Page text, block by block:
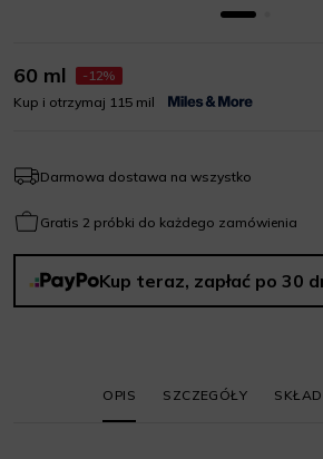
60 ml
-12%
Kup i otrzymaj 115 mil
Darmowa dostawa na wszystko
Gratis 2 próbki do każdego zamówienia
Kup teraz, zapłać po 30
OPIS SZCZEGÓŁY SKŁAD